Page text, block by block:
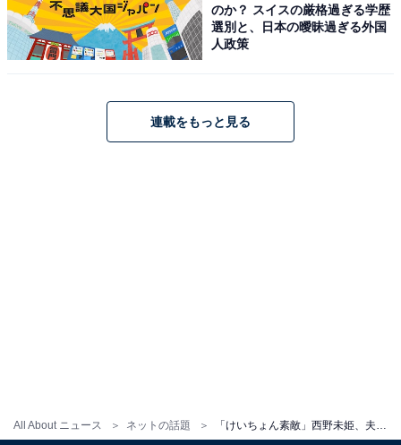
All About ニュース ネットの話題
のか？ スイスの厳格過ぎる学歴
選別と、日本の曖昧過ぎる外国
人政策
連載をもっと見る